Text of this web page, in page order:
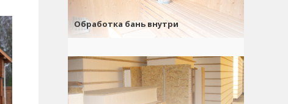
Обработка бань внутри